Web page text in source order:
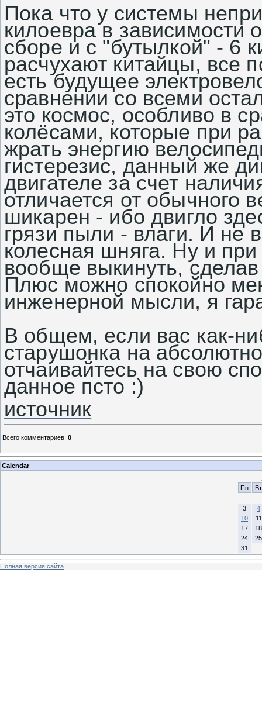
Пока что у системы
килоевра в зависимости
сборе и с "бутылкой" - 6
расчухают китайцы, все
есть будущее
сравнении со всеми
это космос, особливо в
колёсами, которые при
жрать энергию
гистерезис, данный же
двигателе за счет
отличается от обычного
шикарен - ибо двигло
грязи пыли - влаги. И не
колесная шняга. Ну и
вообще выкинуть,
Плюс можно спокойно
инженерной мысли, я
В общем, если вас как-
старушонка на
отчаивайтесь на свою
данное псто :)
источник
Всего комментариев: 0
Calendar
Пн
Вт
3
4
10
11
17
18
24
25
31
Полная версия сайта